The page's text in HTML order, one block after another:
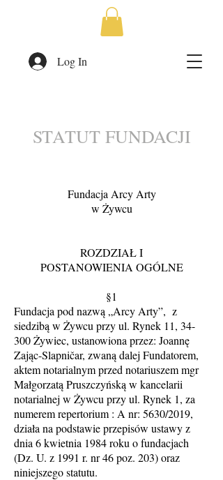
Log In
STATUT FUNDACJI
Fundacja Arcy Arty
w Żywcu
ROZDZIAŁ I
POSTANOWIENIA OGÓLNE
§1
Fundacja pod nazwą „Arcy Arty”, z
siedzibą w Żywcu przy ul. Rynek 11, 34-
300 Żywiec, ustanowiona przez: Joannę
Zając-Slapničar, zwaną dalej Fundatorem,
aktem notarialnym przed notariuszem mgr
Małgorzatą Pruszczyńską w kancelarii
notarialnej w Żywcu przy ul. Rynek 1, za
numerem repertorium : A nr: 5630/2019,
działa na podstawie przepisów ustawy z
dnia 6 kwietnia 1984 roku o fundacjach
(Dz. U. z 1991 r. nr 46 poz. 203) oraz
niniejszego statutu.